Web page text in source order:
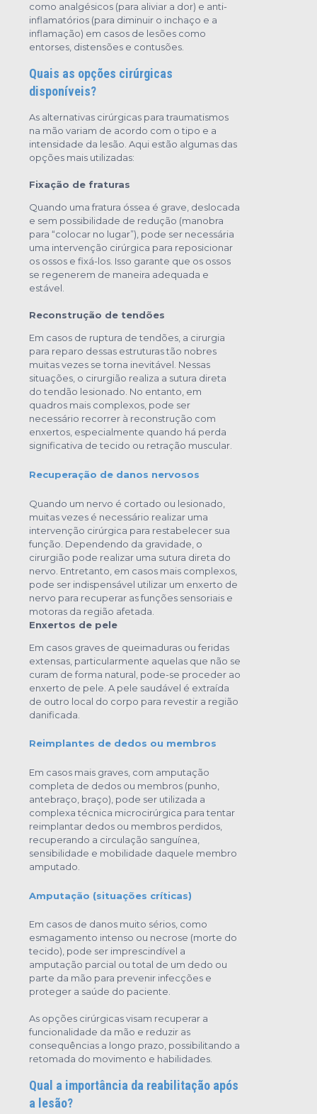
como analgésicos (para aliviar a dor) e anti-
inflamatórios (para diminuir o inchaço e a
inflamação) em casos de lesões como
entorses, distensões e contusões.
Quais as opções cirúrgicas
disponíveis?
As alternativas cirúrgicas para traumatismos
na mão variam de acordo com o tipo e a
intensidade da lesão. Aqui estão algumas das
opções mais utilizadas:
Fixação de fraturas
Quando uma fratura óssea é grave, deslocada
e sem possibilidade de redução (manobra
para “colocar no lugar”), pode ser necessária
uma intervenção cirúrgica para reposicionar
os ossos e fixá-los. Isso garante que os ossos
se regenerem de maneira adequada e
estável.
Reconstrução de tendões
Em casos de ruptura de tendões, a cirurgia
para reparo dessas estruturas tão nobres
muitas vezes se torna inevitável. Nessas
situações, o cirurgião realiza a sutura direta
do tendão lesionado. No entanto, em
quadros mais complexos, pode ser
necessário recorrer à reconstrução com
enxertos, especialmente quando há perda
significativa de tecido ou retração muscular.
Recuperação de danos nervosos
Quando um nervo é cortado ou lesionado,
muitas vezes é necessário realizar uma
intervenção cirúrgica para restabelecer sua
função. Dependendo da gravidade, o
cirurgião pode realizar uma sutura direta do
nervo. Entretanto, em casos mais complexos,
pode ser indispensável utilizar um enxerto de
nervo para recuperar as funções sensoriais e
motoras da região afetada.
Enxertos de pele
Em casos graves de queimaduras ou feridas
extensas, particularmente aquelas que não se
curam de forma natural, pode-se proceder ao
enxerto de pele. A pele saudável é extraída
de outro local do corpo para revestir a região
danificada.
Reimplantes de dedos ou membros
Em casos mais graves, com amputação
completa de dedos ou membros (punho,
antebraço, braço), pode ser utilizada a
complexa técnica microcirúrgica para tentar
reimplantar dedos ou membros perdidos,
recuperando a circulação sanguínea,
sensibilidade e mobilidade daquele membro
amputado.
Amputação (situações críticas)
Em casos de danos muito sérios, como
esmagamento intenso ou necrose (morte do
tecido), pode ser imprescindível a
amputação parcial ou total de um dedo ou
parte da mão para prevenir infecções e
proteger a saúde do paciente.
As opções cirúrgicas visam recuperar a
funcionalidade da mão e reduzir as
consequências a longo prazo, possibilitando a
retomada do movimento e habilidades.
Qual a importância da reabilitação após
a lesão?